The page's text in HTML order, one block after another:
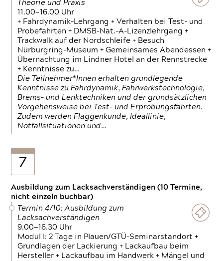
Theorie und Praxis
11.00—16.00 Uhr
+ Fahrdynamik-Lehrgang + Verhalten bei Test- und
Probefahrten + DMSB-Nat.-A-Lizenzlehrgang +
Trackwalk auf der Nordschleife + Besuch
Nürburgring-Museum + Gemeinsames Abendessen +
Übernachtung im Lindner Hotel an der Rennstrecke
+ Kenntnisse zu…
Die Teilnehmer*Innen erhalten grundlegende
Kenntnisse zu Fahrdynamik, Fahrwerkstechnologie,
Brems- und Lenktechniken und der grundsätzlichen
Vorgehensweise bei Test- und Erprobungsfahrten.
Zudem werden Flaggenkunde, Ideallinie,
Notfallsituationen und…
7
Ausbildung zum Lacksachverständigen (10 Termine,
nicht einzeln buchbar)
Termin 4/10: Ausbildung zum
Lacksachverständigen
9.00—16.30 Uhr
Modul I: 2 Tage in Plauen/GTÜ-Seminarstandort +
Grundlagen der Lackierung + Lackaufbau beim
Hersteller + Lackaufbau im Handwerk + Mängel und